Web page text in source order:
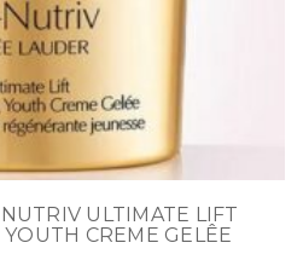
ULTIMATE LIFT
CREME GELÊE